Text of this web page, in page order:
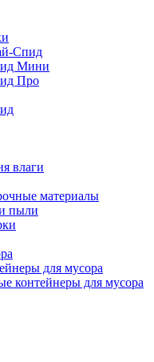
Спид
Мини
Про
влаги
материалы
пыли
для мусора
контейнеры для мусора